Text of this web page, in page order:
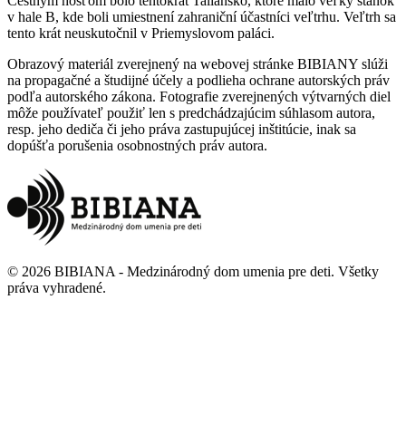
v hale B, kde boli umiestnení zahraniční účastníci veľtrhu. Veľtrh sa
tento krát neuskutočnil v Priemyslovom paláci.
Obrazový materiál zverejnený na webovej stránke BIBIANY slúži
na propagačné a študijné účely a podlieha ochrane autorských práv
podľa autorského zákona. Fotografie zverejnených výtvarných diel
môže používateľ použiť len s predchádzajúcim súhlasom autora,
resp. jeho dediča či jeho práva zastupujúcej inštitúcie, inak sa
dopúšťa porušenia osobnostných práv autora.
© 2026 BIBIANA - Medzinárodný dom umenia pre deti. Všetky
práva vyhradené.